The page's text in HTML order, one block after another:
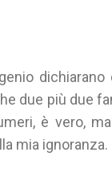
dichiarano
due più due
è vero,
mia ignoranza.